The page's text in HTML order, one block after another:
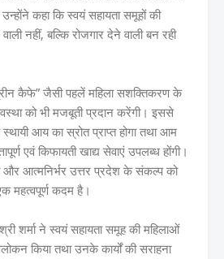
कहा कि स्वयं सहायता समूहों की
नहीं, बल्कि रोजगार देने वाली बन रही
कैफे” जैसी पहलें महिला सशक्तिकरण के
को भी मजबूती प्रदान करेंगी। इससे
आय का स्रोत प्राप्त होगा तथा आम
एवं किफायती खाद्य सेवाएं उपलब्ध होंगी।
और आत्मनिर्भर उत्तर प्रदेश के संकल्प को
महत्वपूर्ण कदम है।
शर्मा ने स्वयं सहायता समूह की महिलाओं
किया तथा उनके कार्यों की सराहना